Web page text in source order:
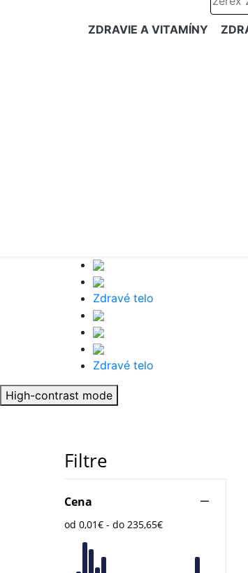
ZDRAVIE A VITAMÍNY
Zdravé telo
Zdravé telo
High-contrast mode
Filtre
Cena
od 0,01€ - do 235,65€